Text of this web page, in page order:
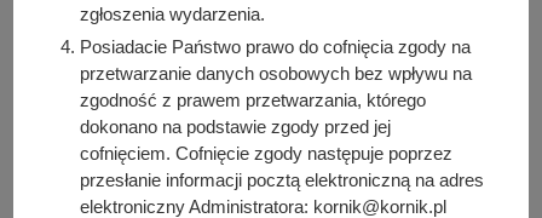
Data wytworzenia:
2021-05-06 12:00:00
Data publikacji:
2021-05-06 12:00:00
Data ostatniej modyfikacji:
2024-05-10 14:13:38
zgłoszenia wydarzenia.
Posiadacie Państwo prawo do cofnięcia zgody na
przetwarzanie danych osobowych bez wpływu na
zgodność z prawem przetwarzania, którego
dokonano na podstawie zgody przed jej
cofnięciem. Cofnięcie zgody następuje poprzez
przesłanie informacji pocztą elektroniczną na adres
elektroniczny Administratora: kornik@kornik.pl